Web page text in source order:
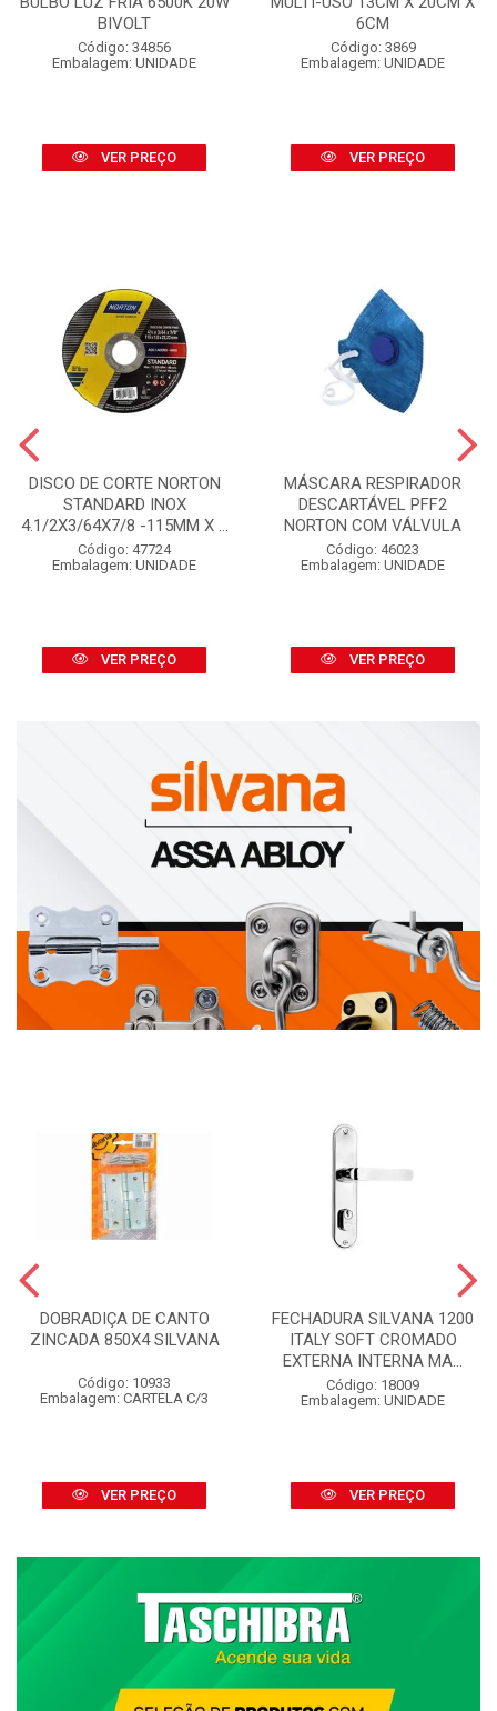
BIVOLT
Código: 34856
Embalagem: UNIDADE
VER PREÇO
6CM
Código: 3869
Embalagem: UNIDADE
VER PREÇO
DISCO DE CORTE NORTON
STANDARD INOX
4.1/2X3/64X7/8 -115MM X ...
Código: 47724
Embalagem: UNIDADE
VER PREÇO
MÁSCARA RESPIRADOR
DESCARTÁVEL PFF2
NORTON COM VÁLVULA
Código: 46023
Embalagem: UNIDADE
VER PREÇO
DOBRADIÇA DE CANTO
ZINCADA 850X4 SILVANA
Código: 10933
Embalagem: CARTELA C/3
VER PREÇO
FECHADURA SILVANA 1200
ITALY SOFT CROMADO
EXTERNA INTERNA MA...
Código: 18009
Embalagem: UNIDADE
VER PREÇO